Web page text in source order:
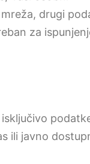
drugi
za
ili javno